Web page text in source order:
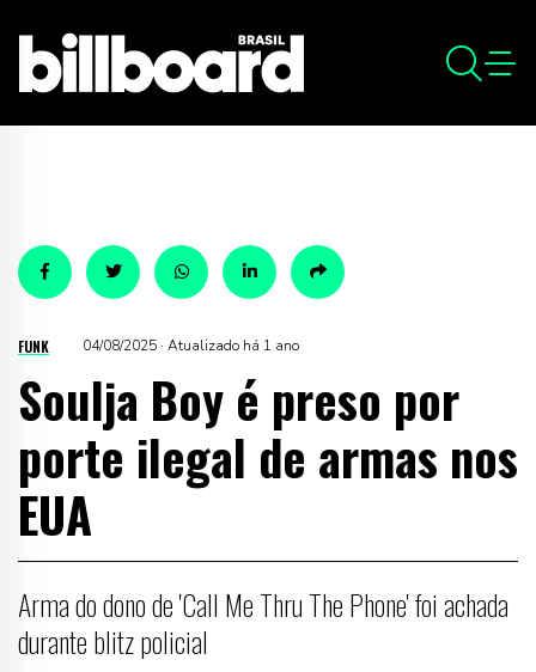
FUNK 04/08/2025 · Atualizado há 1 ano
Soulja Boy é preso por
porte ilegal de armas nos
EUA
Arma do dono de 'Call Me Thru The Phone' foi achada
durante blitz policial